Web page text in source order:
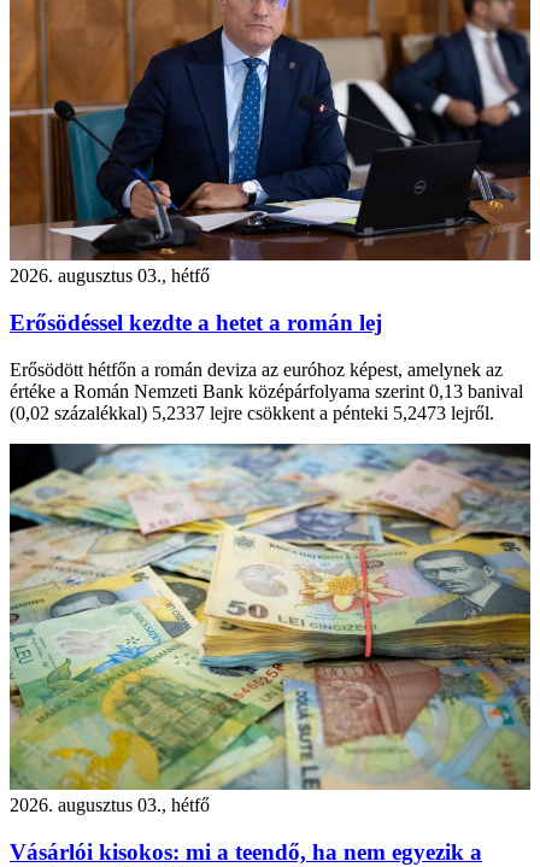
2026. augusztus 03., hétfő
Erősödéssel kezdte a hetet a román lej
Erősödött hétfőn a román deviza az euróhoz képest, amelynek az
értéke a Román Nemzeti Bank középárfolyama szerint 0,13 banival
(0,02 százalékkal) 5,2337 lejre csökkent a pénteki 5,2473 lejről.
2026. augusztus 03., hétfő
Vásárlói kisokos: mi a teendő, ha nem egyezik a